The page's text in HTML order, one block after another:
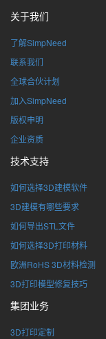
关于我们
了解SimpNeed
联系我们
全球合伙计划
加入SimpNeed
版权申明
企业资质
技术支持
如何选择3D建模软件
3D建模有哪些要求
如何导出STL文件
如何选择3D打印材料
欧洲RoHS 3D材料检测
3D打印模型修复技巧
集团业务
3D打印定制